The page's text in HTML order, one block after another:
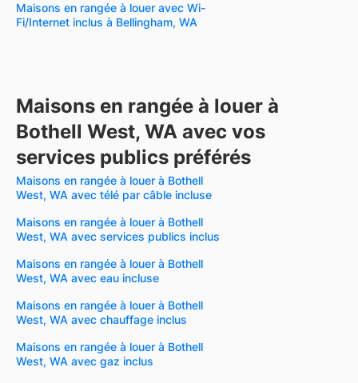
Maisons en rangée à louer avec Wi-
Fi/Internet inclus à Bellingham, WA
Maisons en rangée à louer à
Bothell West, WA avec vos
services publics préférés
Maisons en rangée à louer à Bothell
West, WA avec télé par câble incluse
Maisons en rangée à louer à Bothell
West, WA avec services publics inclus
Maisons en rangée à louer à Bothell
West, WA avec eau incluse
Maisons en rangée à louer à Bothell
West, WA avec chauffage inclus
Maisons en rangée à louer à Bothell
West, WA avec gaz inclus